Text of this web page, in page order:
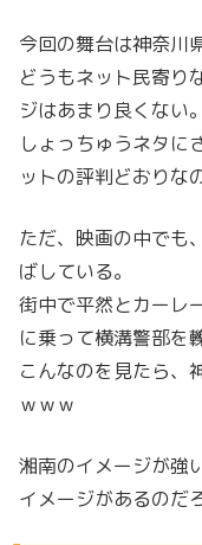
今回の舞台は神奈川
どうもネット民寄り
ジはあまり良くない。
しょっちゅうネタに
ットの評判どおりな
ただ、映画の中でも
ばしている。
街中で平然とカーレ
に乗って横溝警部を
こんなのを見たら、
ｗｗｗ
湘南のイメージが強
イメージがあるのだ